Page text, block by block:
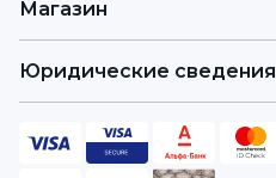
Магазин
Юридические сведения